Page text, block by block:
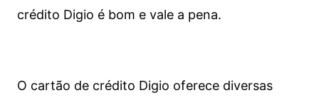
crédito Digio é bom e vale a pena.
O cartão de crédito Digio oferece diversas